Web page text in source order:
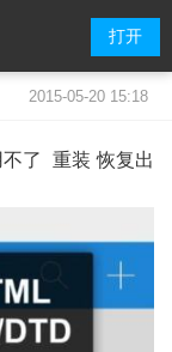
打开
2015-05-20 15:18
了 重装 恢复出